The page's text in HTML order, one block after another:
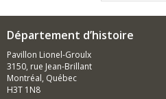
Département d’histoire
Pavillon Lionel-Groulx
3150, rue Jean-Brillant
Montréal, Québec
H3T 1N8